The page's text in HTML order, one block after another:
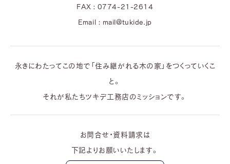
FAX : 0774-21-2614
Email : mail@tukide.jp
永きにわたってこの地で「住み継がれる木の家」をつくっていくこ
と。
それが私たちツキデ工務店のミッションです。
お問合せ・資料請求は
下記よりお願いいたします。